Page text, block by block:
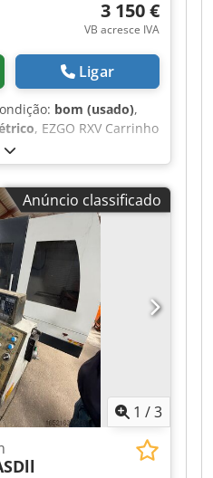
3 150 €
VB acresce IVA
Ligar
bom (usado),
, EZGO RXV Carrinho
2019 Inclui
ser enviado via
veja o site. Preços
Van de Wert Trading B.V.
de máquinas,
Todas as
comerciais em
(veja nossos
Para uma visita e/ou
uma reunião sem
pois nem sempre
de Wert Trading B.V.
Repfx Al Aowa 5391 LR
Anúncio classificado
1 /3